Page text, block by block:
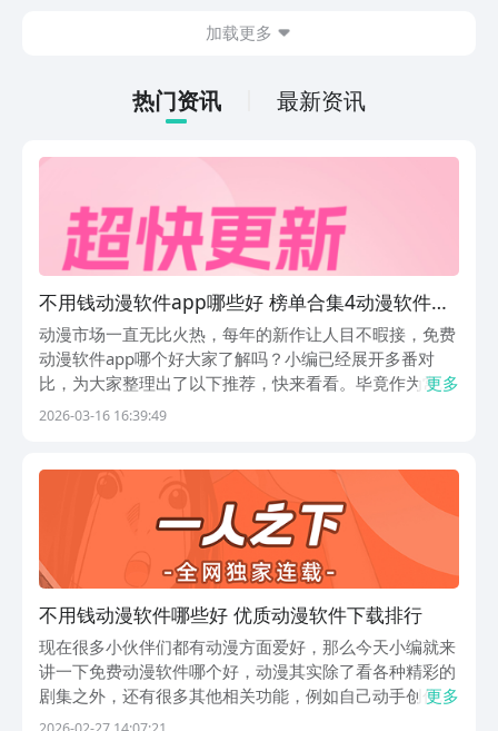
不能错过！
下载方法超级简单！大家可以点击小编贴
豌豆荚APP上就能够解锁免费的下载机
会！想体验的游戏达人们可以赶紧点击起
加载更多
热门资讯 最新资讯
不用钱动漫软件app哪些好 榜单合集4动漫软件
before_2
动漫市场一直无比火热，每年的新作让人目不暇接，免费
动漫软件app哪个好大家了解吗？小编已经展开多番对
比，为大家整理出了以下推荐，快来看看。毕竟作为常年
追番的资深二次元，太懂宝子们怕收费、怕广告、怕资源
更多
2026-03-16 16:39:49
不用钱动漫软件哪些好 优质动漫软件下载排行
现在很多小伙伴们都有动漫方面爱好，那么今天小编就来
讲一下免费动漫软件哪个好，动漫其实除了看各种精彩的
剧集之外，还有很多其他相关功能，例如自己动手创作或
者是发表各种影评等，这些也都是乐趣的一部分，而且所
更多